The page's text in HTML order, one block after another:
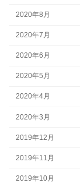
2020年8月
2020年7月
2020年6月
2020年5月
2020年4月
2020年3月
2019年12月
2019年11月
2019年10月